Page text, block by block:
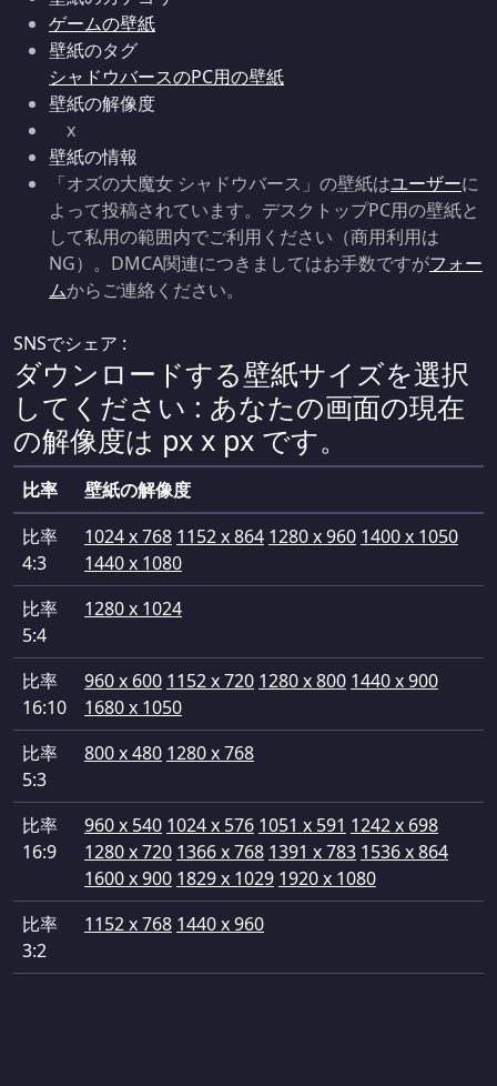
ゲームの壁紙
壁紙のタグ
シャドウバースのPC用の壁紙
壁紙の解像度
x
壁紙の情報
「オズの大魔女 シャドウバース」の壁紙はユーザーに
よって投稿されています。デスクトップPC用の壁紙と
して私用の範囲内でご利用ください（商用利用は
NG）。DMCA関連につきましてはお手数ですがフォー
ムからご連絡ください。
SNSでシェア :
ダウンロードする壁紙サイズを選択
してください : あなたの画面の現在
の解像度は px x px です。
比率
壁紙の解像度
比率
4:3
1024 x 768 1152 x 864 1280 x 960 1400 x 1050
1440 x 1080
比率
5:4
1280 x 1024
比率
16:10
960 x 600 1152 x 720 1280 x 800 1440 x 900
1680 x 1050
比率
5:3
800 x 480 1280 x 768
比率
16:9
960 x 540 1024 x 576 1051 x 591 1242 x 698
1280 x 720 1366 x 768 1391 x 783 1536 x 864
1600 x 900 1829 x 1029 1920 x 1080
比率
3:2
1152 x 768 1440 x 960